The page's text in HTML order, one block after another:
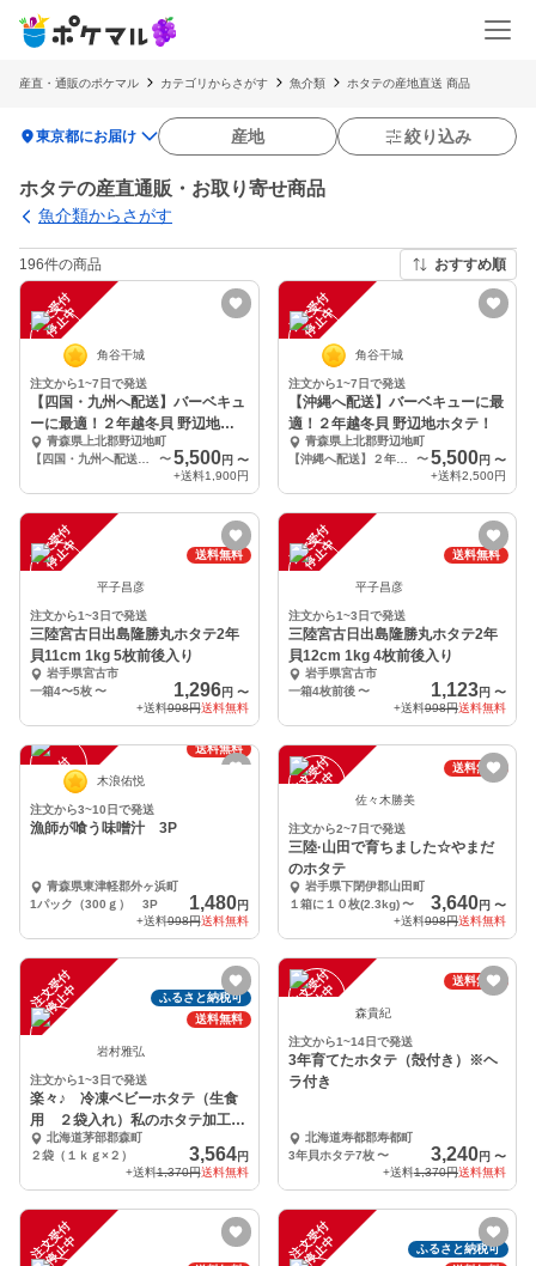
産直・通販のポケマル カテゴリからさがす 魚介類 ホタテの産地直送 商品
location_on東京都にお届け 産地 絞り込み
ホタテの産直通販・お取り寄せ商品
魚介類からさがす
196件の商品 おすすめ順
注
文
受
付
停
止
中
角谷干城
注文から1~7日で発送
【四国・九州へ配送】バーベキュ
ーに最適！２年越冬貝 野辺地ホ
タテ！
青森県上北郡野辺地町
〜 5,500円 〜
+送料1,900円
注
文
受
付
停
止
中
角谷干城
注文から1~7日で発送
【沖縄へ配送】バーベキューに最
適！２年越冬貝 野辺地ホタテ！
青森県上北郡野辺地町
【沖縄へ配送】２年越冬貝 野辺地ホタテ25枚
〜5,500円 〜
+送料2,500円
注
文
受
付
停
止
中 送料無料
平子昌彦
注文から1~3日で発送
三陸宮古日出島隆勝丸ホタテ2年
貝11cm 1kg 5枚前後入り
岩手県宮古市
一箱4〜5枚〜 1,296円 〜
+送料998円送料無料
注
文
受
付
停
止
中 送料無料
平子昌彦
注文から1~3日で発送
三陸宮古日出島隆勝丸ホタテ2年
貝12cm 1kg 4枚前後入り
岩手県宮古市
一箱4枚前後 〜 1,123円 〜
+送料998円送料無料
注
文
受
付
停
止
中
送料無料
木浪佑悦
注文から3~10日で発送
漁師が喰う味噌汁 3P
青森県東津軽郡外ヶ浜町
1パック（300ｇ） 3P
1,480円
+送料998円送料無料
注
文
受
付
停
止
中
送料無料
佐々木勝美
注文から2~7日で発送
三陸·山田で育ちました☆やまだ
のホタテ
岩手県下閉伊郡山田町
１箱に１０枚(2.3kg) 〜 3,640円 〜
+送料998円送料無料
注
文
受
付
停
止
中
ふるさと納税可
送料無料
岩村雅弘
注文から1~3日で発送
楽々♪ 冷凍ベビーホタテ（生食
用 ２袋入れ）私のホタテ加工し
てもらいました。
北海道茅部郡森町
２袋（１ｋｇ×２）
3,564円
+送料1,370円送料無料
注
文
受
付
停
止
中
送料無料
森貴紀
注文から1~14日で発送
3年育てたホタテ（殻付き）※ヘ
ラ付き
北海道寿都郡寿都町
3年貝ホタテ7枚 〜 3,240円 〜
+送料1,370円送料無料
注
文
受
付
停
止
中 注
文
受
付
停
止
中
ふるさと納税可